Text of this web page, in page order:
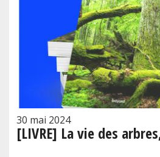
30 mai 2024
[LIVRE] La vie des